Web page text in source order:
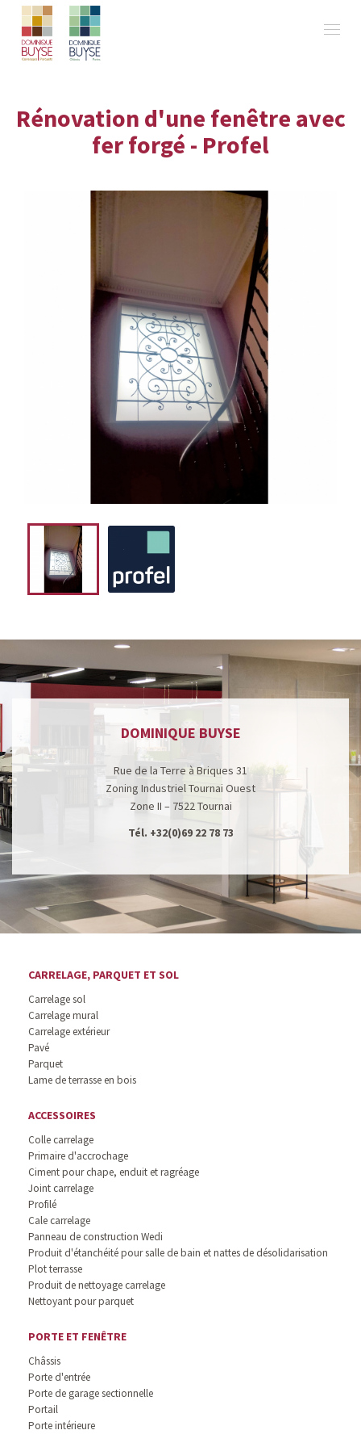
Rénovation d'une fenêtre avec
fer forgé - Profel
DOMINIQUE BUYSE
Rue de la Terre à Briques 31
Zoning Industriel Tournai Ouest
Zone II – 7522 Tournai
Tél. +32(0)69 22 78 73
CARRELAGE, PARQUET ET SOL
Carrelage sol
Carrelage mural
Carrelage extérieur
Pavé
Parquet
Lame de terrasse en bois
ACCESSOIRES
Colle carrelage
Primaire d'accrochage
Ciment pour chape, enduit et ragréage
Joint carrelage
Profilé
Cale carrelage
Panneau de construction Wedi
Produit d'étanchéité pour salle de bain et nattes de désolidarisation
Plot terrasse
Produit de nettoyage carrelage
Nettoyant pour parquet
PORTE ET FENÊTRE
Châssis
Porte d'entrée
Porte de garage sectionnelle
Portail
Porte intérieure